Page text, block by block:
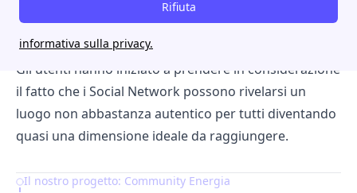
Rifiuta
informativa sulla privacy.
maggiormente propensa a relazionarsi con la
propria Community.
Gli utenti hanno iniziato a prendere in considerazione
il fatto che i Social Network possono rivelarsi un
luogo non abbastanza autentico per tutti diventando
quasi una dimensione ideale da raggiungere.
Table of Contents
Il nostro progetto: Community Energia